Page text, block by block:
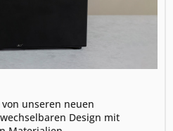
unseren neuen
Design mit